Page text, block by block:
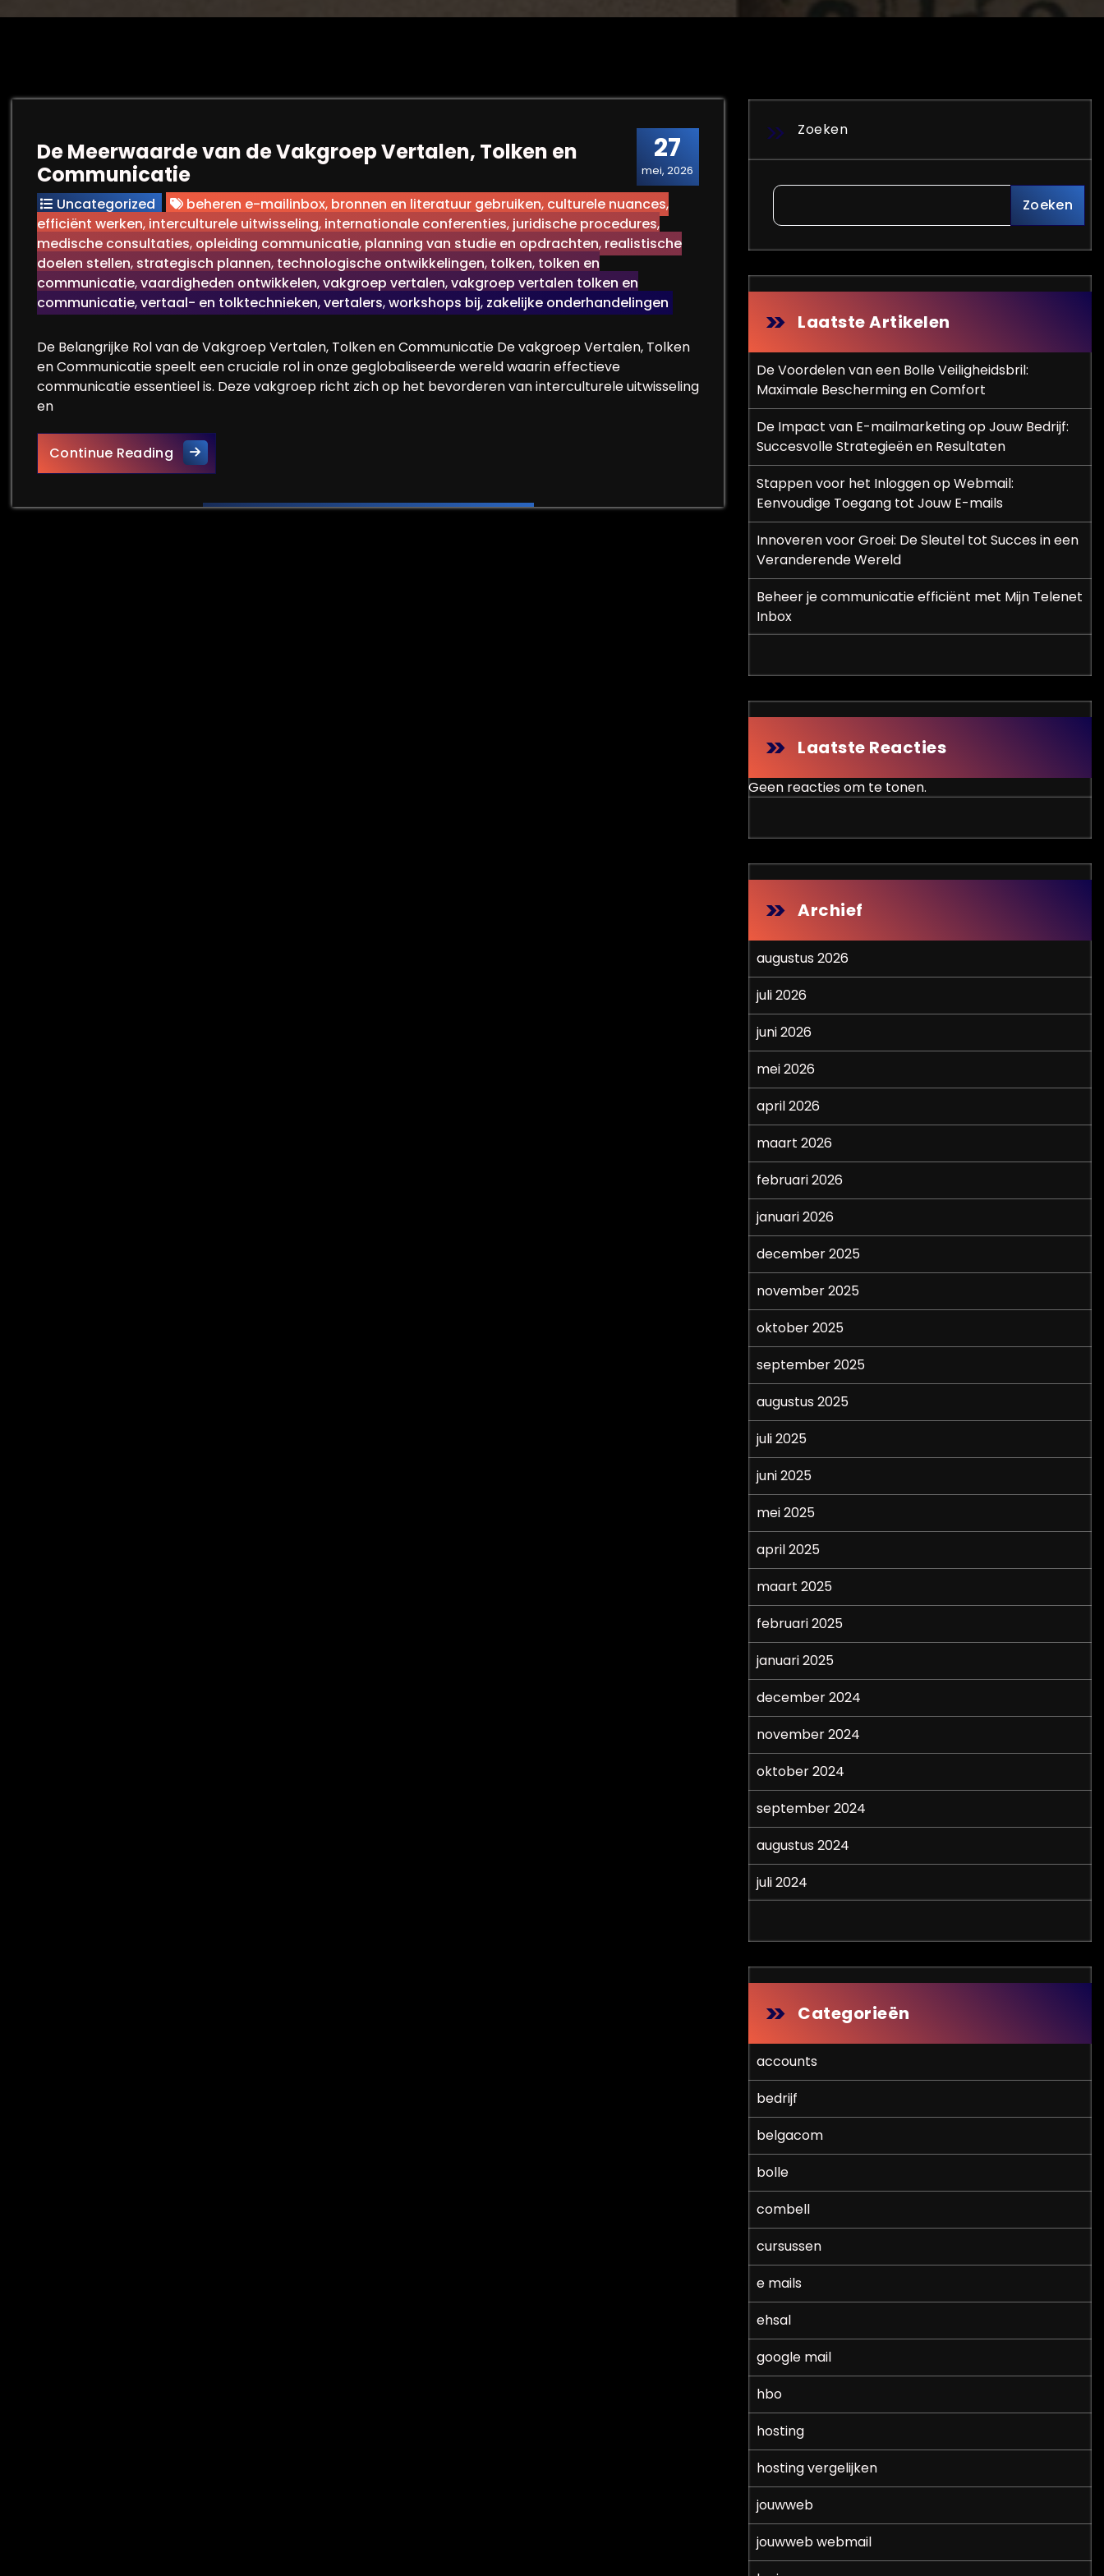
27
mei, 2026
De Meerwaarde van de Vakgroep Vertalen, Tolken en
Communicatie
Uncategorized beheren e-mailinbox, bronnen en literatuur gebruiken, culturele nuances,
efficiënt werken, interculturele uitwisseling, internationale conferenties, juridische procedures,
medische consultaties, opleiding communicatie, planning van studie en opdrachten, realistische
doelen stellen, strategisch plannen, technologische ontwikkelingen, tolken, tolken en
communicatie,vaardigheden ontwikkelen,vakgroep vertalen,vakgroep vertalen tolken en
communicatie,vertaal- en tolktechnieken,vertalers,workshops bij, zakelijke onderhandelingen
De Belangrijke Rol van de Vakgroep Vertalen, Tolken en Communicatie De vakgroep Vertalen, Tolken
en Communicatie speelt een cruciale rol in onze geglobaliseerde wereld waarin effectieve
communicatie essentieel is. Deze vakgroep richt zich op het bevorderen van interculturele uitwisseling
en
Continue ReadingDe Meerwaarde van de Vakgroep Vertalen, Tolken en Communicatie
Zoeken
Zoeken
Laatste Artikelen
De Voordelen van een Bolle Veiligheidsbril:
Maximale Bescherming en Comfort
De Impact van E-mailmarketing op Jouw Bedrijf:
Succesvolle Strategieën en Resultaten
Stappen voor het Inloggen op Webmail:
Eenvoudige Toegang tot Jouw E-mails
Innoveren voor Groei: De Sleutel tot Succes in een
Veranderende Wereld
Beheer je communicatie efficiënt met Mijn Telenet
Inbox
Laatste Reacties
Geen reacties om te tonen.
Archief
augustus 2026
juli 2026
juni 2026
mei 2026
april 2026
maart 2026
februari 2026
januari 2026
december 2025
november 2025
oktober 2025
september 2025
augustus 2025
juli 2025
juni 2025
mei 2025
april 2025
maart 2025
februari 2025
januari 2025
december 2024
november 2024
oktober 2024
september 2024
augustus 2024
juli 2024
Categorieën
accounts
bedrijf
belgacom
bolle
combell
cursussen
e mails
ehsal
google mail
hbo
hosting
hosting vergelijken
jouwweb
jouwweb webmail